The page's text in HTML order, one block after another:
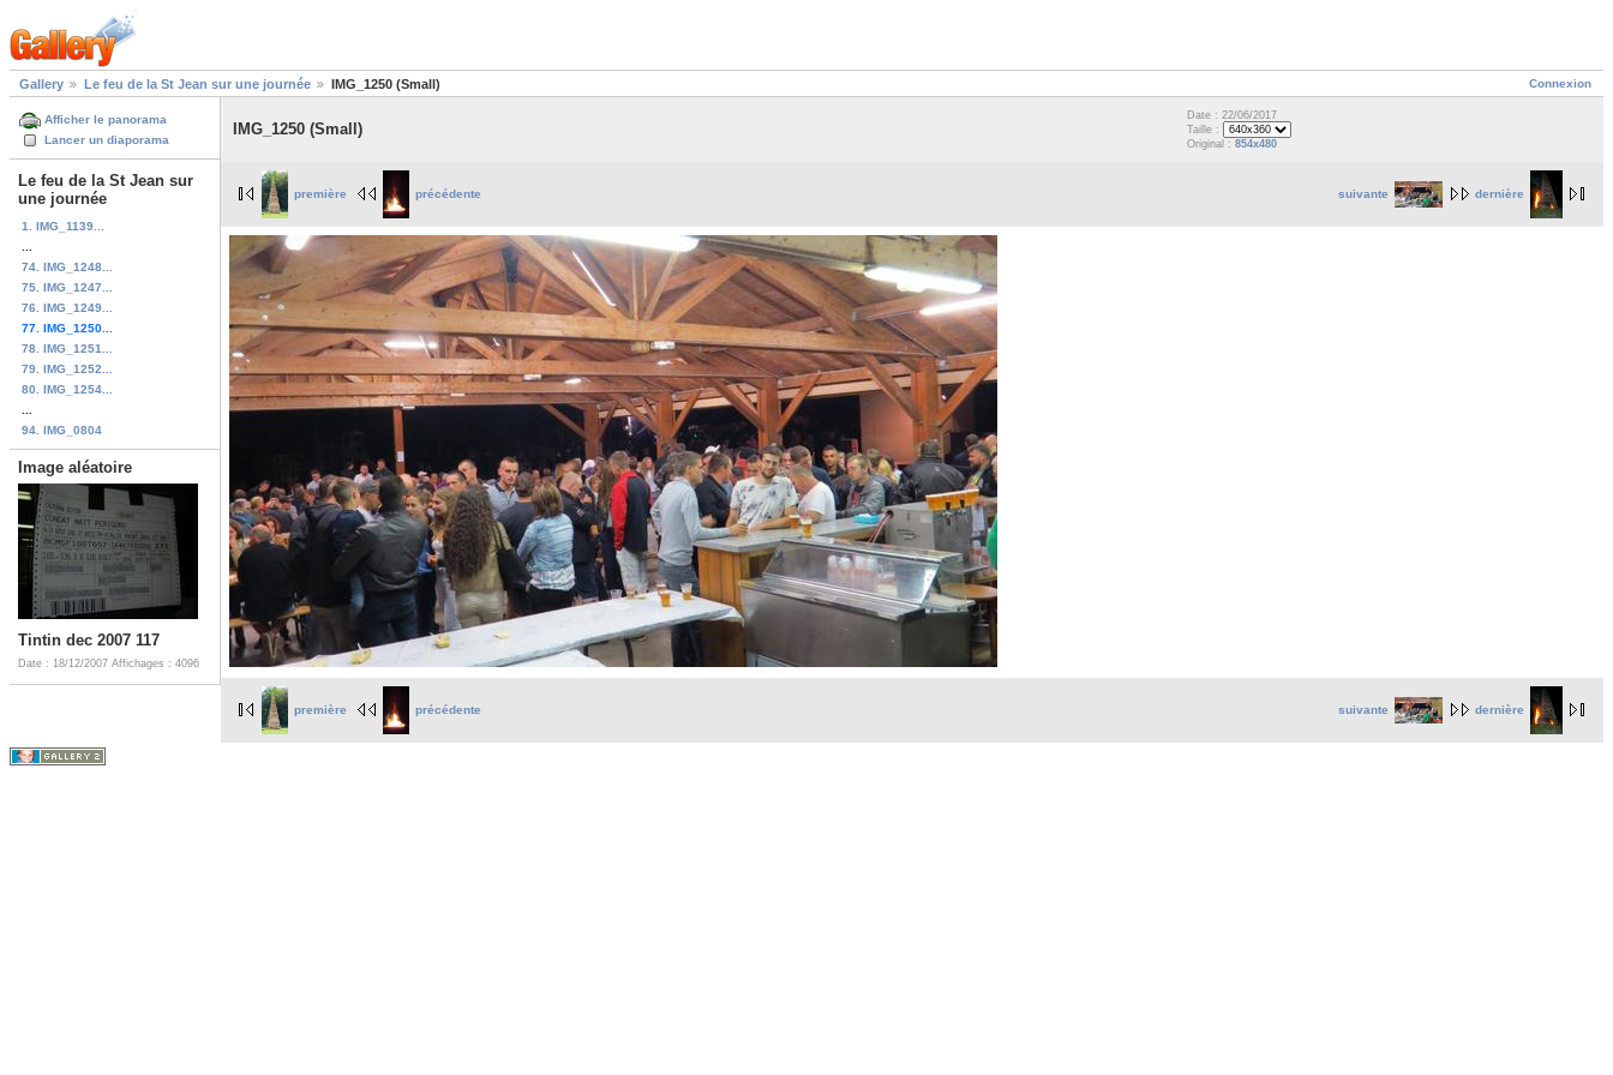
Connexion
Gallery Le feu de la St Jean sur une journée IMG_1250 (Small)
Afficher le panorama
Lancer un diaporama
Le feu de la St Jean sur
une journée
1. IMG_1139...
74. IMG_1248...
75. IMG_1247...
76. IMG_1249...
77. IMG_1250...
78. IMG_1251...
79. IMG_1252...
80. IMG_1254...
94. IMG_0804
Image aléatoire
Tintin dec 2007 117
Date : 18/12/2007 Affichages : 4096
IMG_1250 (Small)
Date : 22/06/2017
Taille :
Original : 854x480
suivante dernière
première précédente
suivante dernière
première précédente